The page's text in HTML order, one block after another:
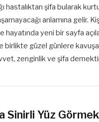
hastalıktan şifa bularak
anlamına gelir.
hayatında yeni bir sayfa
birlikte güzel günlere
zenginlik ve şifa
Sinirli Yüz Görmek